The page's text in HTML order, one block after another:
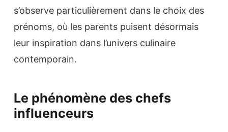
s’observe particulièrement dans le choix des
prénoms, où les parents puisent désormais
leur inspiration dans l’univers culinaire
contemporain.
Le phénomène des chefs
influenceurs